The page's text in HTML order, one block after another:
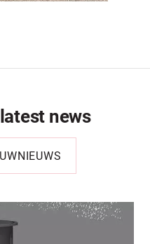
news